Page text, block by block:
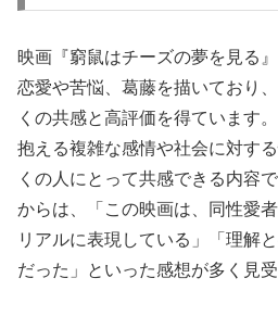
映画『窮鼠はチーズの夢を見る
恋愛や苦悩、葛藤を描いており
くの共感と高評価を得ています
抱える複雑な感情や社会に対す
くの人にとって共感できる内容
からは、「この映画は、同性愛
リアルに表現している」「理解
だった」といった感想が多く見受